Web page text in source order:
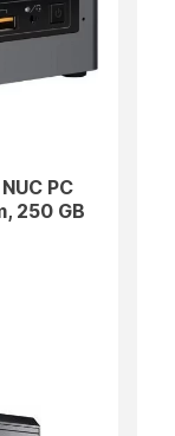
PC
250 GB